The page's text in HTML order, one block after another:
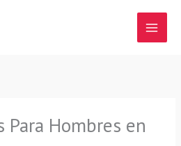
Para Hombres en